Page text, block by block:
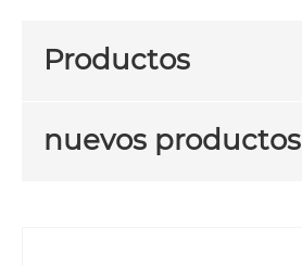
Productos
nuevos productos